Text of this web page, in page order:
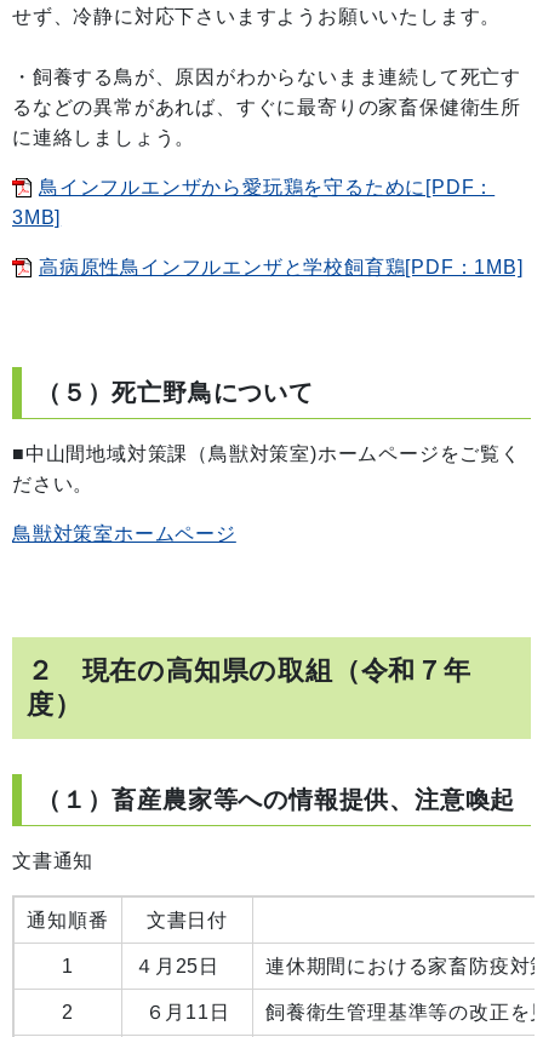
せず、冷静に対応下さいますようお願いいたします。
・飼養する鳥が、原因がわからないまま連続して死亡す
るなどの異常があれば、すぐに最寄りの家畜保健衛生所
に連絡しましょう。
鳥インフルエンザから愛玩鶏を守るために[PDF：
3MB]
高病原性鳥インフルエンザと学校飼育鶏[PDF：1MB]
（５）死亡野鳥について
■中山間地域対策課（鳥獣対策室)ホームページをご覧く
ださい。
鳥獣対策室ホームページ
２ 現在の高知県の取組（令和７年
度）
（１）畜産農家等への情報提供、注意喚起
文書通知
通知順番 文書日付
1 ４月25日 連休期間における家畜防疫対
2 ６月11日 飼養衛生管理基準等の改正を